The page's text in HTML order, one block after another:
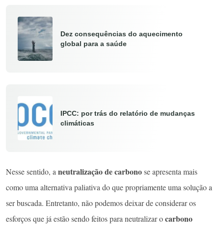
Dez consequências do aquecimento
global para a saúde
IPCC: por trás do relatório de mudanças
climáticas
Nesse sentido, a neutralização de carbonose apresenta mais
como uma alternativa paliativa do que propriamente uma solução a
ser buscada. Entretanto, não podemos deixar de considerar os
esforços que já estão sendo feitos para neutralizar ocarbono